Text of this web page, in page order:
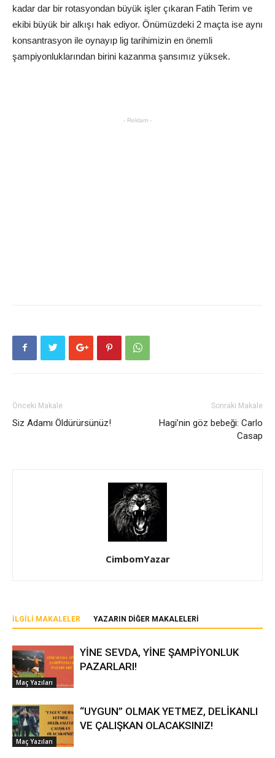
kadar dar bir rotasyondan büyük işler çıkaran Fatih Terim ve
ekibi büyük bir alkışı hak ediyor. Önümüzdeki 2 maçta ise aynı
konsantrasyon ile oynayıp lig tarihimizin en önemli
şampiyonluklarından birini kazanma şansımız yüksek.
- Reklam -
Önceki Makale
Siz Adamı Öldürürsünüz!
Sonraki Makale
Hagi’nin göz bebeği: Carlo
Casap
CimbomYazar
İLGILI MAKALELER YAZARIN DIĞER MAKALELERI
Maç Yazıları
YİNE SEVDA, YİNE ŞAMPİYONLUK
PAZARLARI!
Maç Yazıları
“UYGUN” OLMAK YETMEZ, DELİKANLI
VE ÇALIŞKAN OLACAKSINIZ!